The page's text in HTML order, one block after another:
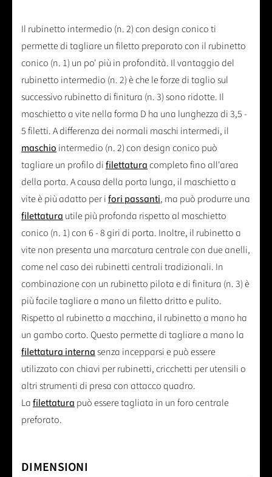
Il rubinetto intermedio (n. 2) con design conico ti
permette di tagliare un filetto preparato con il rubinetto
conico (n. 1) un po' più in profondità. Il vantaggio del
rubinetto intermedio (n. 2) è che le forze di taglio sul
successivo rubinetto di finitura (n. 3) sono ridotte. Il
maschietto a vite nella forma D ha una lunghezza di 3,5 -
5 filetti. A differenza dei normali maschi intermedi, il
maschiointermedio (n. 2) con design conico può
tagliare un profilo difilettaturacompleto fino all'area
della porta. A causa della porta lunga, il maschietto a
vite è più adatto per ifori passanti, ma può produrre una
filettaturautile più profonda rispetto al maschietto
conico (n. 1) con 6 - 8 giri di porta. Inoltre, il rubinetto a
vite non presenta una marcatura centrale con due anelli,
come nel caso dei rubinetti centrali tradizionali. In
combinazione con un rubinetto pilota e di finitura (n. 3) è
più facile tagliare a mano un filetto dritto e pulito.
Rispetto al rubinetto a macchina, il rubinetto a mano ha
un gambo corto. Questo permette di tagliare a mano la
filettatura internasenza incepparsi e può essere
utilizzato con chiavi per rubinetti, cricchetti per utensili o
altri strumenti di presa con attacco quadro.
Lafilettaturapuò essere tagliata in un foro centrale
preforato.
DIMENSIONI